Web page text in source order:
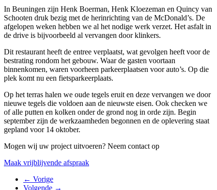
In Beuningen zijn Henk Boerman, Henk Kloezeman en Quincy van
Schooten druk bezig met de herinrichting van de McDonald’s. De
afgelopen weken hebben we al het nodige werk verzet. Het asfalt in
de drive is bijvoorbeeld al vervangen door klinkers.
Dit restaurant heeft de entree verplaatst, wat gevolgen heeft voor de
bestrating rondom het gebouw. Waar de gasten voortaan
binnenkomen, waren voorheen parkeerplaatsen voor auto’s. Op die
plek komt nu een fietsparkeerplaats.
Op het terras halen we oude tegels eruit en deze vervangen we door
nieuwe tegels die voldoen aan de nieuwste eisen. Ook checken we
of alle putten en kolken onder de grond nog in orde zijn. Begin
september zijn de werkzaamheden begonnen en de oplevering staat
gepland voor 14 oktober.
Mogen wij uw project uitvoeren? Neem contact op
Maak vrijblijvende afspraak
← Vorige
Volgende →